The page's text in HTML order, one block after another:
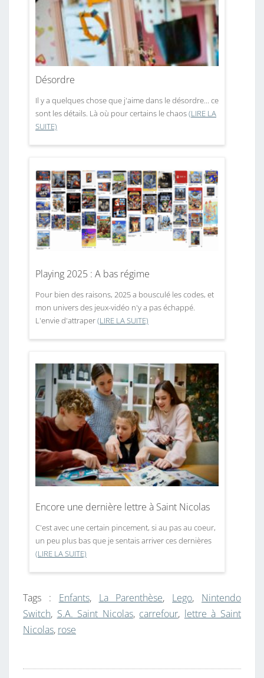
Désordre
Il y a quelques chose que j'aime dans le désordre... ce
sont les détails. Là où pour certains le chaos(LIRE LA
SUITE)
Playing 2025 : A bas régime
Pour bien des raisons, 2025 a bousculé les codes, et
mon univers des jeux-vidéo n'y a pas échappé.
L'envie d'attraper(LIRE LA SUITE)
Encore une dernière lettre à Saint Nicolas
C'est avec une certain pincement, si au pas au coeur,
un peu plus bas que je sentais arriver ces dernières
(LIRE LA SUITE)
Tags : Enfants, La Parenthèse, Lego, Nintendo
Switch, S.A. Saint Nicolas, carrefour, lettre à Saint
Nicolas, rose